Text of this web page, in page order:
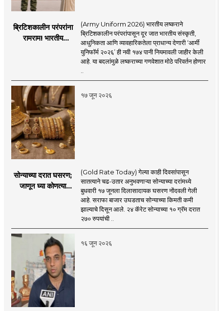
ब्रिटिशकालीन परंपरांना
रामराम! भारतीय
(Army Uniform 2026) भारतीय लष्कराने
ब्रिटिशकालीन परंपरांपासून दूर जात भारतीय संस्कृती,
आधुनिकता आणि व्यावहारिकतेला प्राधान्य देणारी ‘आर्मी
युनिफॉर्म २०२६’ ही नवी १७४ पानी नियमावली जाहीर केली
आहे. या बदलांमुळे लष्कराच्या गणवेशात मोठे परिवर्तन होणार
१७ जून २०२६
सोन्याच्या दरात घसरण;
जाणून घ्या कोणत्या
(Gold Rate Today) गेल्या काही दिवसांपासून
सातत्याने चढ-उतार अनुभवणाऱ्या सोन्याच्या दरांमध्ये
बुधवारी १७ जूनला दिलासादायक घसरण नोंदवली गेली
आहे. सराफा बाजार उघडताच सोन्याच्या किमती कमी
झाल्याचे दिसून आले. २४ कॅरेट सोन्याच्या १० ग्रॅम दरात
२७० रुपयांची ..
१६ जून २०२६